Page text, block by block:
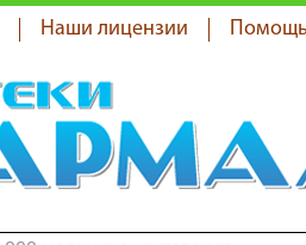
Наши лицензии Помощь